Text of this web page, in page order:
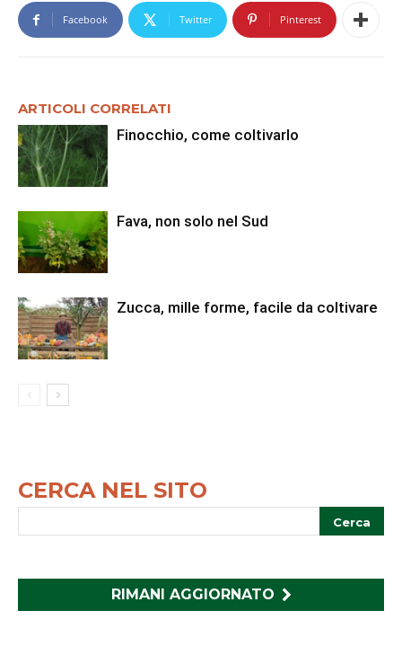
Facebook Twitter Pinterest
ARTICOLI CORRELATI
Finocchio, come coltivarlo
Fava, non solo nel Sud
Zucca, mille forme, facile da coltivare
CERCA NEL SITO
RIMANI AGGIORNATO